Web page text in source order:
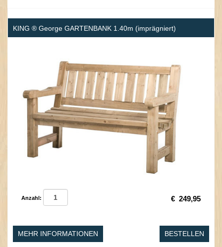
KING ® George GARTENBANK 1.40m (imprägniert)
Anzahl: € 249,95
MEHR INFORMATIONEN BESTELLEN